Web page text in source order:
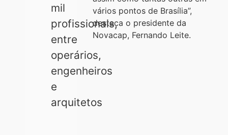
mil
profissionais,
entre
operários,
engenheiros
e
arquitetos
vários pontos de Brasília”,
destaca o presidente da
Novacap, Fernando Leite.